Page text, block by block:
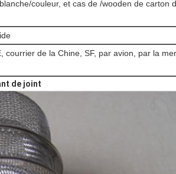
couleur, et cas de /wooden de carton
courrier de la Chine, SF, par avion, par la
de joint